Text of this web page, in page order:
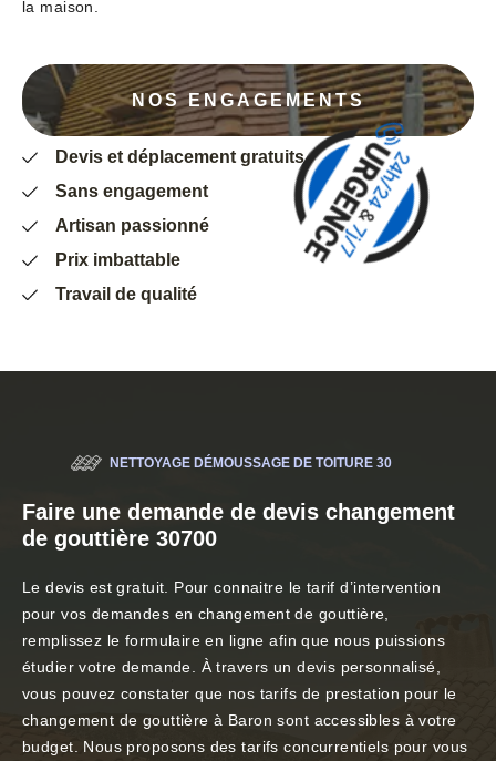
la maison.
NOS ENGAGEMENTS
Devis et déplacement gratuits
Sans engagement
Artisan passionné
Prix imbattable
Travail de qualité
NETTOYAGE DÉMOUSSAGE DE TOITURE 30
Faire une demande de devis changement
de gouttière 30700
Le devis est gratuit. Pour connaitre le tarif d’intervention
pour vos demandes en changement de gouttière,
remplissez le formulaire en ligne afin que nous puissions
étudier votre demande. À travers un devis personnalisé,
vous pouvez constater que nos tarifs de prestation pour le
changement de gouttière à Baron sont accessibles à votre
budget. Nous proposons des tarifs concurrentiels pour vous